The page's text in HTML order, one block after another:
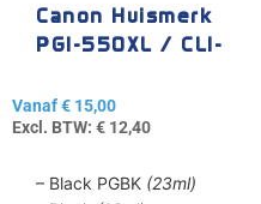
Canon Huismerk
PGI-550XL / CLI-
Vanaf€ 15,00
Excl. BTW: € 12,40
– Black PGBK (23ml)
worden
productpagina